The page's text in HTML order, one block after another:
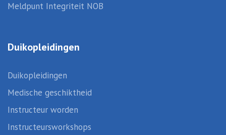
Meldpunt Integriteit NOB
Duikopleidingen
Duikopleidingen
Medische geschiktheid
Instructeur worden
Instructeursworkshops